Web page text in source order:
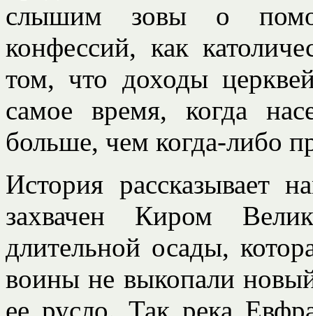
слышим зовы о
конфессий, как
том, что доходы
самое время, когда
больше, чем когда-либо
История рассказывает
захвачен Киром
длительной осады,
воины не выкопали